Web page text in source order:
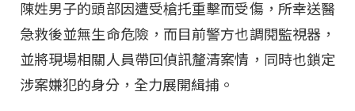
陳姓男子的頭部因遭受槍托重擊而受傷，所幸送醫
急救後並無生命危險，而目前警方也調閱監視器，
並將現場相關人員帶回偵訊釐清案情，同時也鎖定
涉案嫌犯的身分，全力展開緝捕。